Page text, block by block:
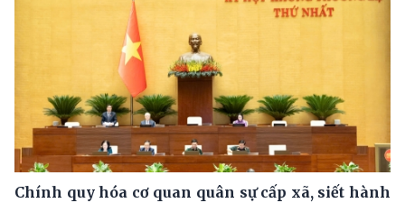
Chính quy hóa cơ quan quân sự cấp xã, siết hành